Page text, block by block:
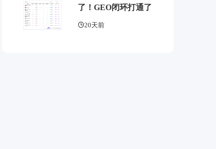
了！GEO闭环打通了
20天前